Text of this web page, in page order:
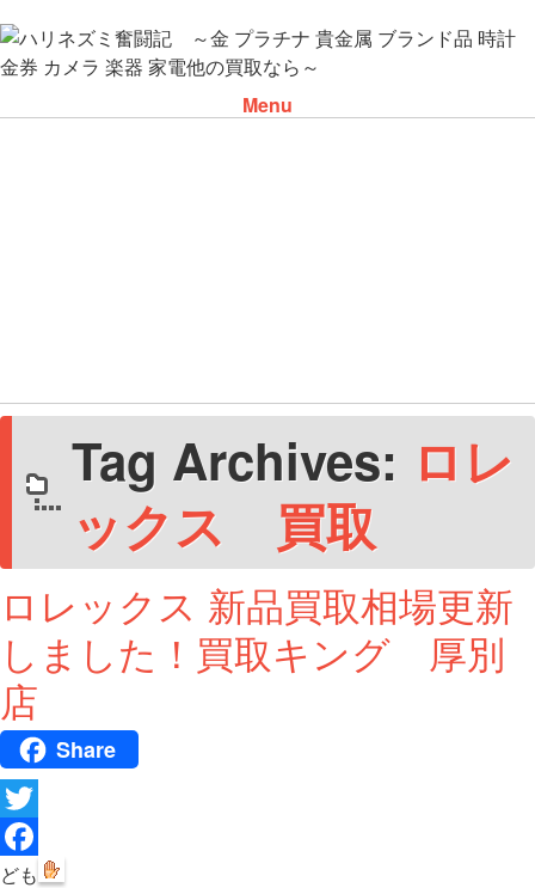
Menu
Tag Archives: ロレ
ックス 買取
ロレックス 新品買取相場更新
しました！買取キング 厚別
店
Share
T
w
F
ども